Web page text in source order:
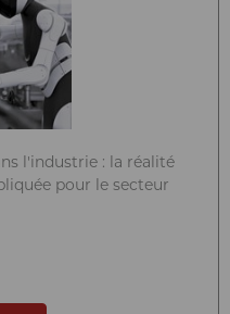
l'industrie : la réalité
pour le secteur